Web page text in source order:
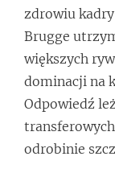
zdrowiu
Brugge
większych
dominacji na
Odpowiedź
odrobinie